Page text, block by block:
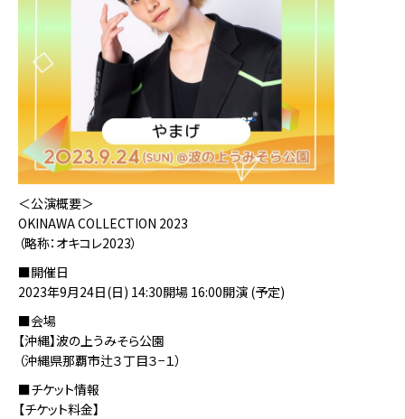
＜公演概要＞
OKINAWA COLLECTION 2023
（略称：オキコレ2023）
■開催日
2023年9月24日(日) 14:30開場 16:00開演 (予定)
■会場
【沖縄】波の上うみそら公園
（沖縄県那覇市辻３丁目３−１）
■チケット情報
【チケット料金】